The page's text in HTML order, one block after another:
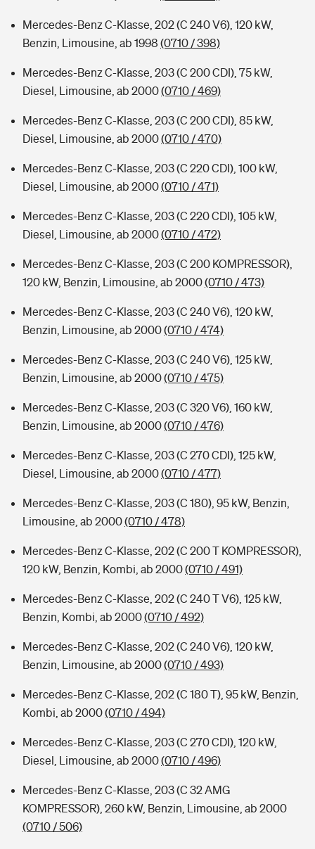
Mercedes-Benz C-Klasse, 202 (C 240 V6), 120 kW,
Benzin, Limousine, ab 1998 (0710 / 398)
Mercedes-Benz C-Klasse, 203 (C 200 CDI), 75 kW,
Diesel, Limousine, ab 2000(0710 / 469)
Mercedes-Benz C-Klasse, 203 (C 200 CDI), 85 kW,
Diesel, Limousine, ab 2000(0710 / 470)
Mercedes-Benz C-Klasse, 203 (C 220 CDI), 100 kW,
Diesel, Limousine, ab 2000(0710 / 471)
Mercedes-Benz C-Klasse, 203 (C 220 CDI), 105 kW,
Diesel, Limousine, ab 2000(0710 / 472)
Mercedes-Benz C-Klasse, 203 (C 200 KOMPRESSOR),
120 kW, Benzin, Limousine, ab 2000(0710 / 473)
Mercedes-Benz C-Klasse, 203 (C 240 V6), 120 kW,
Benzin, Limousine, ab 2000(0710 / 474)
Mercedes-Benz C-Klasse, 203 (C 240 V6), 125 kW,
Benzin, Limousine, ab 2000(0710 / 475)
Mercedes-Benz C-Klasse, 203 (C 320 V6), 160 kW,
Benzin, Limousine, ab 2000(0710 / 476)
Mercedes-Benz C-Klasse, 203 (C 270 CDI), 125 kW,
Diesel, Limousine, ab 2000(0710 / 477)
Mercedes-Benz C-Klasse, 203 (C 180), 95 kW, Benzin,
Limousine, ab 2000(0710 / 478)
Mercedes-Benz C-Klasse, 202 (C 200 T KOMPRESSOR),
120 kW, Benzin, Kombi, ab 2000(0710 / 491)
Mercedes-Benz C-Klasse, 202 (C 240 T V6), 125 kW,
Benzin, Kombi, ab 2000(0710 / 492)
Mercedes-Benz C-Klasse, 202 (C 240 V6), 120 kW,
Benzin, Limousine, ab 2000(0710 / 493)
Mercedes-Benz C-Klasse, 202 (C 180 T), 95 kW, Benzin,
Kombi, ab 2000(0710 / 494)
Mercedes-Benz C-Klasse, 203 (C 270 CDI), 120 kW,
Diesel, Limousine, ab 2000(0710 / 496)
Mercedes-Benz C-Klasse, 203 (C 32 AMG
KOMPRESSOR), 260 kW, Benzin, Limousine, ab 2000
(0710 / 506)